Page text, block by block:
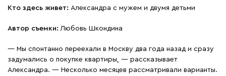
Кто здесь живет: Александра с мужем и двумя детьми
Автор съемки: Любовь Шкондина
— Мы спонтанно переехали в Москву два года назад и сразу
задумались о покупке квартиры, — рассказывает
Александра. — Несколько месяцев рассматривали варианты.